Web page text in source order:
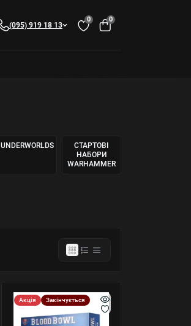
(095) 919 18 13
0 0
UNDERWORLDS
СТАРТОВІ
НАБОРИ
WARHAMMER
Акція Закінчується